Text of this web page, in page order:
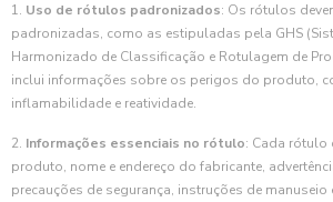
1. Uso de rótulos padronizados: Os rótulos
padronizadas, como as estipuladas pela GHS
Harmonizado de Classificação e Rotulagem de
inclui informações sobre os perigos do produto,
inflamabilidade e reatividade.
2. Informações essenciais no rótulo: Cada rótulo
produto, nome e endereço do fabricante,
precauções de segurança, instruções de manuseio